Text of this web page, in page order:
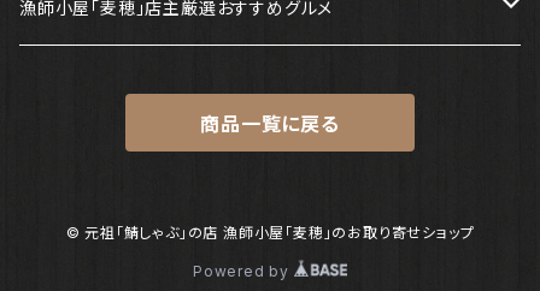
漁師小屋「麦穂」店主厳選おすすめグルメ
季節限定商品
商品一覧に戻る
© 元祖「鯖しゃぶ」の店 漁師小屋「麦穂」のお取り寄せショップ
Powered by